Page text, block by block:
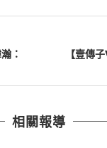
：
【壹傳
相關報導